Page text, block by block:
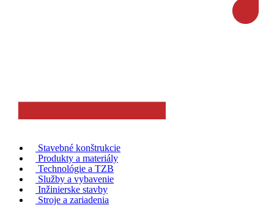
Stavebné konštrukcie
Produkty a materiály
Technológie a TZB
Služby a vybavenie
Inžinierske stavby
Stroje a zariadenia